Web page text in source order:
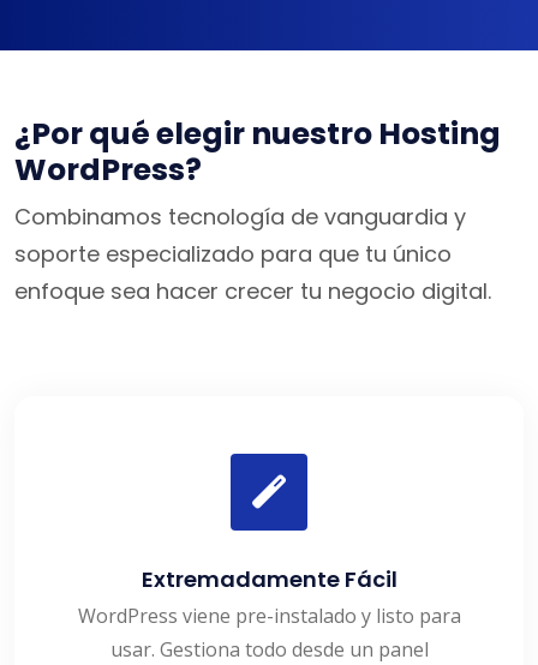
¿Por qué elegir nuestro Hosting
WordPress?
Combinamos tecnología de vanguardia y
soporte especializado para que tu único
enfoque sea hacer crecer tu negocio digital.
Extremadamente Fácil
WordPress viene pre-instalado y listo para
usar. Gestiona todo desde un panel